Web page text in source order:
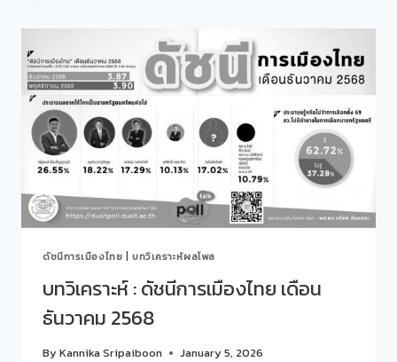
MR.
CHEUNG
YI
LIN,
ECONOMIST,
TREASURY
&
RESEARCH
DIVISION,
BANK,
MALAYSIA.
ดัชนีการเมืองไทย บทวิเคราะห์ผลโพล
บทวิเคราะห์ : ดัชนีการเมืองไทย เดือน
ธันวาคม 2568
ByKannika Sripaiboon January 5, 2026